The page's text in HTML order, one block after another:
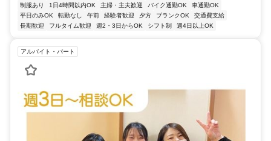
制服あり 1日4時間以内OK 主婦・主夫歓迎 バイク通勤OK
車通勤OK
平日のみOK
転勤なし 午前 経験者歓迎 夕方 ブランクOK
交通費支給
長期歓迎
フルタイム歓迎 週2・3日からOK シフト制 週4日以上OK
アルバイト・パート